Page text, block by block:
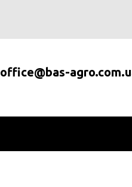
office@bas-